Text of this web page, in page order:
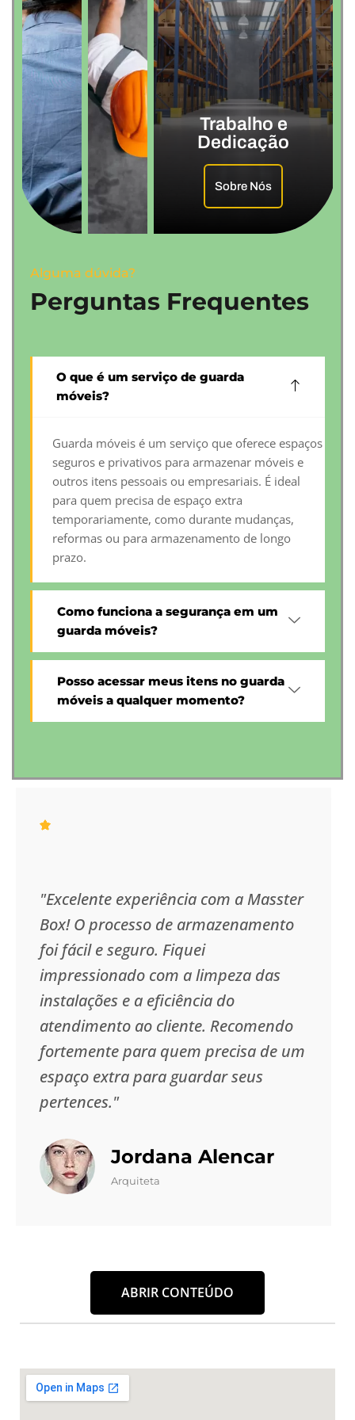
Trabalho e
Dedicação
Sobre Nós
Alguma dúvida?
Perguntas Frequentes
O que é um serviço de guarda
móveis?
Guarda móveis é um serviço que oferece espaços
seguros e privativos para armazenar móveis e
outros itens pessoais ou empresariais. É ideal
para quem precisa de espaço extra
temporariamente, como durante mudanças,
reformas ou para armazenamento de longo
prazo.
Como funciona a segurança em um
guarda móveis?
Posso acessar meus itens no guarda
móveis a qualquer momento?
"Excelente experiência com a Masster
Box! O processo de armazenamento
foi fácil e seguro. Fiquei
impressionado com a limpeza das
instalações e a eficiência do
atendimento ao cliente. Recomendo
fortemente para quem precisa de um
espaço extra para guardar seus
pertences."
Jordana Alencar
Arquiteta
ABRIR CONTEÚDO
armazenar seus bens. NaMasster Box, cada detalhe
é pensado para oferecer a melhor experiência no